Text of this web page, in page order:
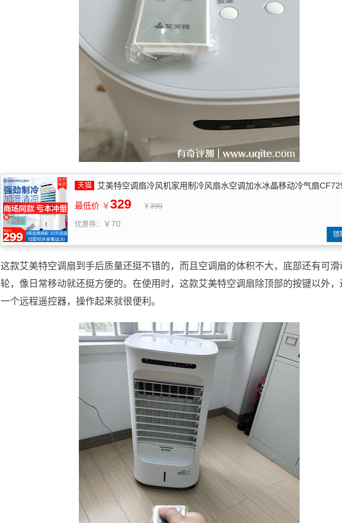
艾美特空调扇冷风机家用制冷风扇水空调加水冰晶移动冷气扇
最低价 ￥329 ￥ 399
优惠券： ￥70
领
这款艾美特空调扇到手后质量还挺不错的，而且空调扇的体积不大，底部还有可滑
轮，像日常移动就还挺方便的。在使用时，这款艾美特空调扇除顶部的按键以外，
一个远程遥控器，操作起来就很便利。